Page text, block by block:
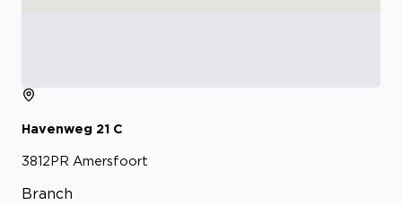
Havenweg 21 C
3812PR Amersfoort
Branch